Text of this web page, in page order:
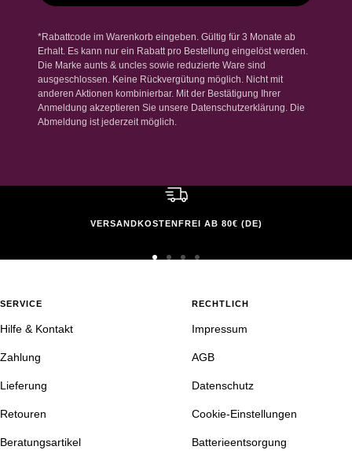
*Rabattcode im Warenkorb eingeben. Gültig für 3 Monate ab
Erhalt. Es kann nur ein Rabatt pro Bestellung eingelöst werden.
Die Marke aunts & uncles sowie reduzierte Ware sind
ausgeschlossen. Keine Rückvergütung möglich. Nicht mit
anderen Aktionen kombinierbar. Mit der Bestätigung Ihrer
Anmeldung akzeptieren Sie unsere Datenschutzerklärung. Die
Abmeldung ist jederzeit möglich.
VERSANDKOSTENFREI AB 80€ (DE)
gehengehen
4
SERVICE
Hilfe & Kontakt
Zahlung
Lieferung
Retouren
Beratungsartikel
RECHTLICH
Impressum
AGB
Datenschutz
Cookie-Einstellungen
Batterieentsorgung